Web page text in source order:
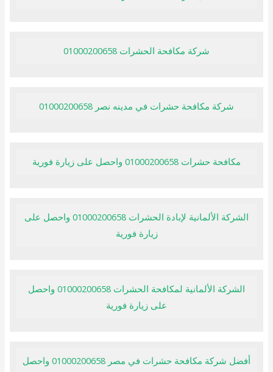
شركة مكافحة الحشرات 01000200658
شركة مكافحة حشرات في مدينه نصر 01000200658
مكافحة حشرات 01000200658 واحصل على زيارة فورية
الشركة الألمانية لإبادة الحشرات 01000200658 واحصل على
زيارة فورية
الشركة الألمانية لمكافحة الحشرات 01000200658 واحصل
على زيارة فورية
أفضل شركة مكافحة حشرات في مصر 01000200658 واحصل